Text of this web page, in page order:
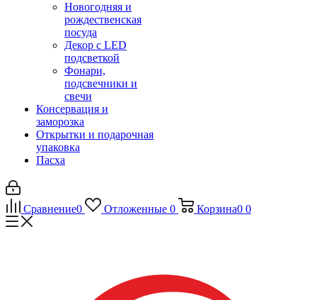
Новогодняя и
рождественская
посуда
Декор с LED
подсветкой
Фонари,
подсвечники и
свечи
Консервация и
заморозка
Открытки и подарочная
упаковка
Пасха
Сравнение0 Отложенные 0 Корзина0 0